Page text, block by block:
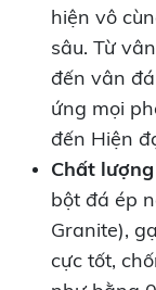
hiện vô
sâu. Từ
đến vân
ứng mọi
đến Hiện
Chất
bột đá ép
Granite),
cực tốt,